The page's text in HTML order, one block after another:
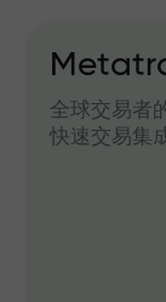
全球交易者
快速交易集